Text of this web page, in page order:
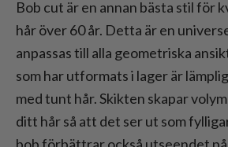
Bob cut är en annan bästa stil för
hår över 60 år. Detta är en
anpassas till alla geometriska
som har utformats i lager är
med tunt hår. Skikten skapar
ditt hår så att det ser ut som